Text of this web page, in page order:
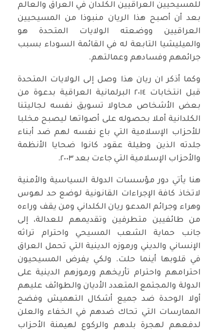
للمسيحيين العراقيين الكلدان في العراق والعالم
بعد أن أصبح هذا الريان منبوذا من المسيحيين
العراقيين ووضعته الولايات المتحدة هو
والميليشيا التابعة له في القائمة السوداء بسبب
جرائمهم وفسادهم وعمالتهم.
وكما أذكر ان ريان هذا وصل إلى الولايات المتحدة
قبل انتخابات ٢٠١٤ البرلمانية العراقية بدعوة من
بعض الأشخاص محاولا تسويق نفسه لجاليتنا
الكلدانية أملا بحصوله على أصواتها ليصبح مخلبا
للأحزاب الإسلامية التي باع نفسه لهم ضد أبناء
جلدته الذين وطيلة عقود كانوا ضحايا الأنظمة
والأحزاب الإسلامية التي جاءت بعد ٢٠٠٣.
هنا يأتي دور مؤسسات الدولة السياسية والأمنية
لاتخاذ كافة الإجراءات القانونية لوضع حد لهوس
وهراء وجرائم المدعو ريان الكلداني ومن يقف وراءه
من طائفيين متطرفين وتقديمهم للعدالة، إلى
جانب حماية الشعب المسيحي واحترام تراثه
الإنساني والديني ورموزه الدينية التي تحمل العراق
في قلوبها أينما حلت. ولكي يفرض المسيحيون
احترامهم واحترام تأريخهم ورموزهم الدينية على
الدولة والمجتمع المتعدد الأديان والطوائف عليهم
أولا الوحدة ضد جميع أشكال التهميش وفضح
الممارسات التي تحاك ضدهم في الخفاء والعلن
لدفعهم لهجرة بلدهم والركوع لهيمنة الأحزاب